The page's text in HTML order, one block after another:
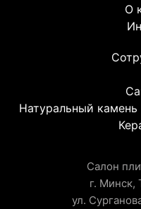
О
Натуральный
Салон
г. Минск,
ул.